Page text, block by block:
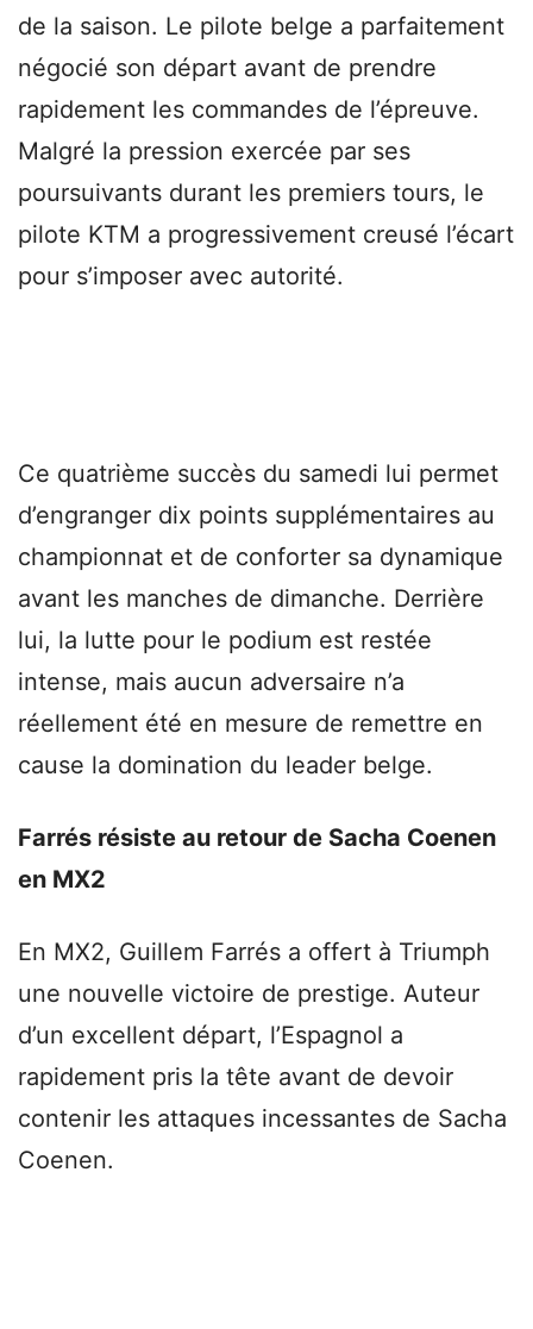
de la saison. Le pilote belge a parfaitement
négocié son départ avant de prendre
rapidement les commandes de l’épreuve.
Malgré la pression exercée par ses
poursuivants durant les premiers tours, le
pilote KTM a progressivement creusé l’écart
pour s’imposer avec autorité.
Ce quatrième succès du samedi lui permet
d’engranger dix points supplémentaires au
championnat et de conforter sa dynamique
avant les manches de dimanche. Derrière
lui, la lutte pour le podium est restée
intense, mais aucun adversaire n’a
réellement été en mesure de remettre en
cause la domination du leader belge.
Farrés résiste au retour de Sacha Coenen
en MX2
En MX2, Guillem Farrés a offert à Triumph
une nouvelle victoire de prestige. Auteur
d’un excellent départ, l’Espagnol a
rapidement pris la tête avant de devoir
contenir les attaques incessantes de Sacha
Coenen.